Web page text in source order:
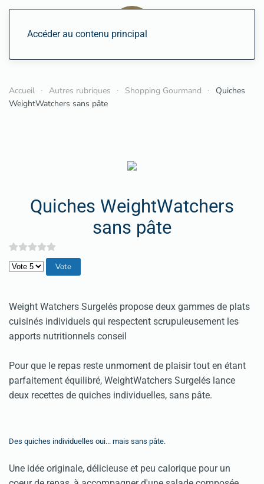
Accéder au contenu principal
Accueil Autres rubriques Shopping Gourmand
Quiches
WeightWatchers sans pâte
Quiches WeightWatchers
sans pâte
Veuillez voter
Weight Watchers Surgelés propose deux gammes de plats
cuisinés individuels qui respectent scrupuleusement les
apports nutritionnels conseil
Pour que le repas reste unmoment de plaisir tout en étant
parfaitement équilibré, WeightWatchers Surgelés lance
deux recettes de quiches individuelles, sans pâte.
Des quiches individuelles oui... mais sans pâte.
Une idée originale, délicieuse et peu calorique pour un